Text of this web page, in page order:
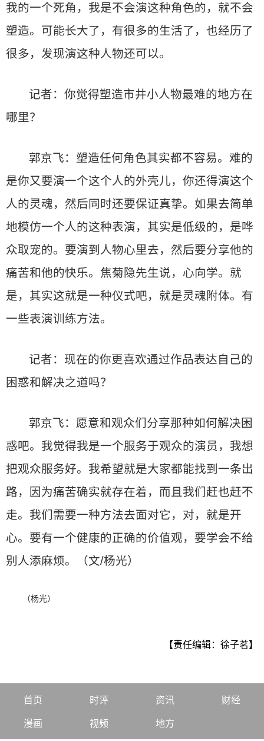
我的一个死角，我是不会演这种角色的，就不会
塑造。可能长大了，有很多的生活了，也经历了
很多，发现演这种人物还可以。
记者：你觉得塑造市井小人物最难的地方在
哪里？
郭京飞：塑造任何角色其实都不容易。难的
是你又要演一个这个人的外壳儿，你还得演这个
人的灵魂，然后同时还要保证真挚。如果去简单
地模仿一个人的这种表演，其实是低级的，是哗
众取宠的。要演到人物心里去，然后要分享他的
痛苦和他的快乐。焦菊隐先生说，心向学。就
是，其实这就是一种仪式吧，就是灵魂附体。有
一些表演训练方法。
记者：现在的你更喜欢通过作品表达自己的
困惑和解决之道吗？
郭京飞：愿意和观众们分享那种如何解决困
惑吧。我觉得我是一个服务于观众的演员，我想
把观众服务好。我希望就是大家都能找到一条出
路，因为痛苦确实就存在着，而且我们赶也赶不
走。我们需要一种方法去面对它，对，就是开
心。要有一个健康的正确的价值观，要学会不给
别人添麻烦。（文/杨光）
（杨光）
【责任编辑：徐子茗】
首页 时评 资讯 财经
漫画 视频 地方